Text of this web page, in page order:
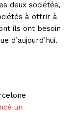
deux sociétés,
à offrir à
ils ont besoin
d’aujourd’hui.
un